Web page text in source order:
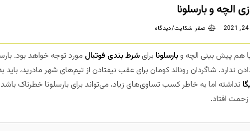
الچه و بارسلونا
صفر شکایت/دیدگاه
هم پیش بینی الچه وبارسلونا برایشرط بندی فوتبال مورد توجه خواهد بود.
ندارد. شاگردان رونالد کومان برای عقب نیفتادن از تیم‌های شهر مادرید،
نداشته اما به خاطر کسب تساوی‌های زیاد، می‌تواند برای بارسلونا خطرناک
افتاد.